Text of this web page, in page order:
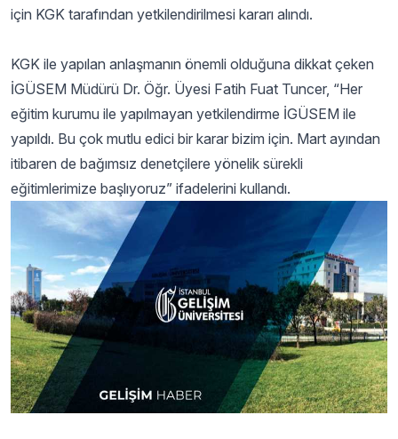
için KGK tarafından yetkilendirilmesi kararı alındı.
KGK ile yapılan anlaşmanın önemli olduğuna dikkat çeken
İGÜSEM Müdürü Dr. Öğr. Üyesi Fatih Fuat Tuncer, “Her
eğitim kurumu ile yapılmayan yetkilendirme İGÜSEM ile
yapıldı. Bu çok mutlu edici bir karar bizim için. Mart ayından
itibaren de bağımsız denetçilere yönelik sürekli
eğitimlerimize başlıyoruz” ifadelerini kullandı.